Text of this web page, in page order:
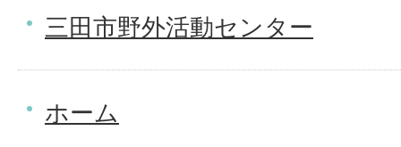
三田市野外活動センター
ホーム